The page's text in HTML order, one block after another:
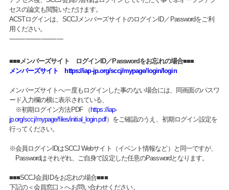
セスの論文も閲覧いただけます。
ACSTログインは、SCCJメンバーズサイトのログインID／Passwordをご利
用ください。
----------------------------------
■■■メンバーズサイト ログインID／Passwordをお忘れの場合■■■
メンバーズサイト https://iap-jp.org/sccj/mypage/login/login
メンバーズサイトへ一度もログインした事のない場合には、同画面のパスワ
ード入力欄の横に表示されている、
※初期ログイン方法PDF （ https://iap-
jp.org/sccj/mypage/files/initial_login.pdf）をご確認のうえ、初期ログイン設定を
行ってください。
※会員ログインIDはSCCJ Webサイト（イベント情報など）と同一ですが、
Passwordはそれぞれ、ご自身で設定した任意のPasswordとなります。
■■■SCCJ会員IDをお忘れの場合■■■
下記の＜会員窓口＞へお問い合わせください。